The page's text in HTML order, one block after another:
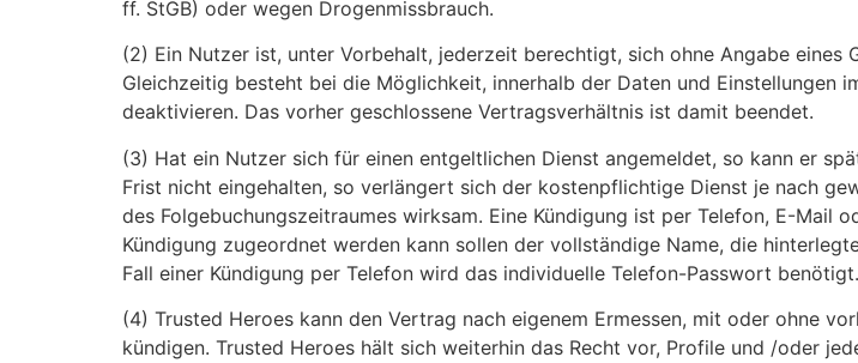
ff. StGB) oder wegen Drogenmissbrauch.
(2) Ein Nutzer ist, unter Vorbehalt, jederzeit berechtigt, sich ohne Angabe
Gleichzeitig besteht bei die Möglichkeit, innerhalb der Daten und Einstellungen
deaktivieren. Das vorher geschlossene Vertragsverhältnis ist damit beendet.
(3) Hat ein Nutzer sich für einen entgeltlichen Dienst angemeldet, so kann er
Frist nicht eingehalten, so verlängert sich der kostenpflichtige Dienst je nach
des Folgebuchungszeitraumes wirksam. Eine Kündigung ist per Telefon, E-
Kündigung zugeordnet werden kann sollen der vollständige Name, die
Fall einer Kündigung per Telefon wird das individuelle Telefon-Passwort benötigt.
(4) Trusted Heroes kann den Vertrag nach eigenem Ermessen, mit oder ohne
kündigen. Trusted Heroes hält sich weiterhin das Recht vor, Profile und /oder